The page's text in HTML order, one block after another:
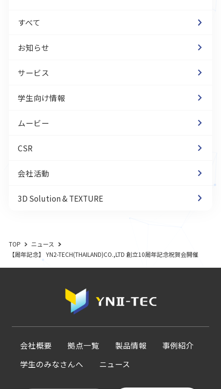
すべて
お知らせ
サービス
学生向け情報
ムービー
CSR
会社活動
3D Solution & TEXTURE
TOP
ニュース
【周年記念】 YN2-TECH(THAILAND)CO.,LTD 創立10周年記念祝賀会開催
会社概要 拠点一覧 製品情報
事例紹介
学生のみなさんへ
ニュース